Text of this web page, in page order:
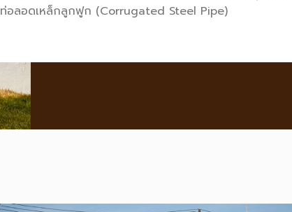
ท่อลอดเหล็กลูกฟูก (Corrugated Steel Pipe)